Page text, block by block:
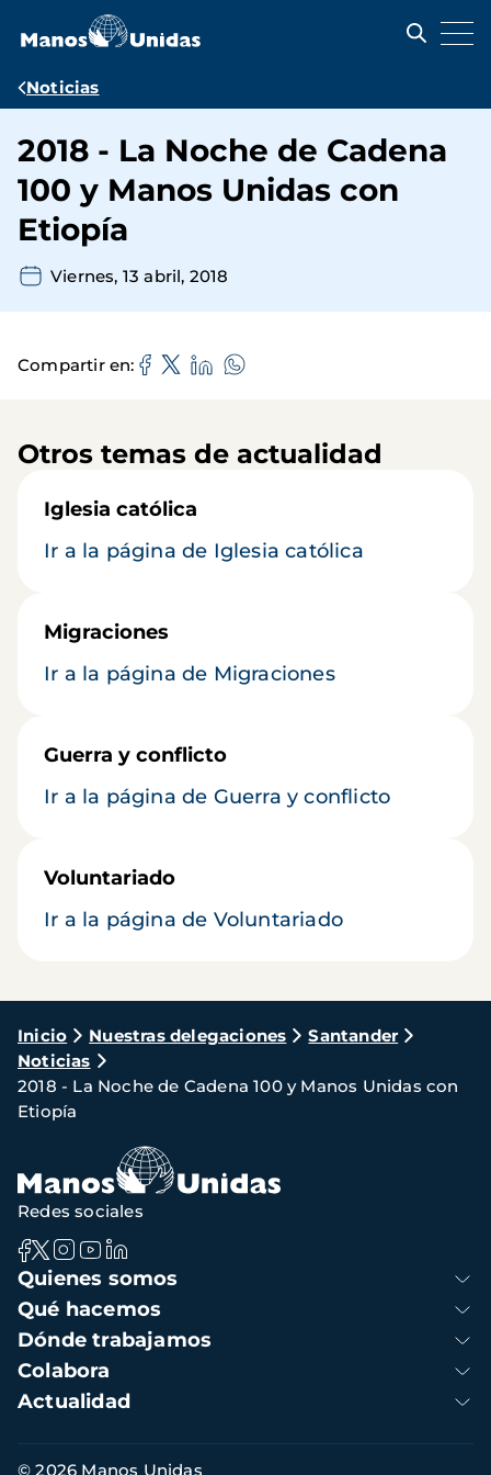
contenido
Ruta
navegación
Noticias
2018 - La Noche de Cadena
100 y Manos Unidas con
Etiopía
Viernes, 13 abril, 2018
Compartir en
Otros temas de actualidad
Iglesia católica
Ir a la página de Iglesia católica
Migraciones
Ir a la página de Migraciones
Guerra y conflicto
Ir a la página de Guerra y conflicto
Voluntariado
Ir a la página de Voluntariado
Ruta
de
navegación
Inicio Nuestras delegaciones
Santander
Noticias
2018 - La Noche de Cadena 100 y Manos Unidas con
Etiopía
Navegación
principal
Quienes somos
Qué hacemos
Dónde trabajamos
Colabora
Actualidad
Redes sociales
Información
© 2026 Manos Unidas